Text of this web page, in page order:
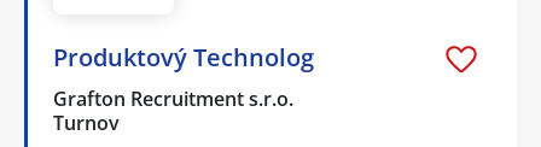
Produktový Technolog
Grafton Recruitment s.r.o.
Turnov